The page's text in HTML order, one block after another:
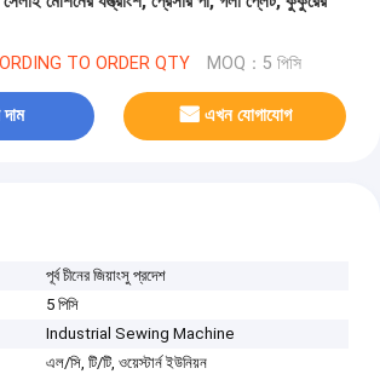
TO ORDER QTY MOQ：5 পিসি
এখন যোগাযোগ
পূর্ব চীনের জিয়াংসু প্রদেশ
5 পিসি
Industrial Sewing Machine
এল/সি, টি/টি, ওয়েস্টার্ন ইউনিয়ন